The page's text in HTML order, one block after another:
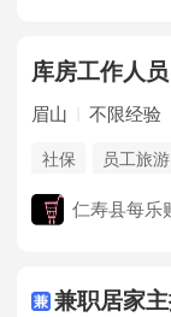
库房工作人员
眉山 不限经验
社保 员工旅游
仁寿县每乐
兼职居家